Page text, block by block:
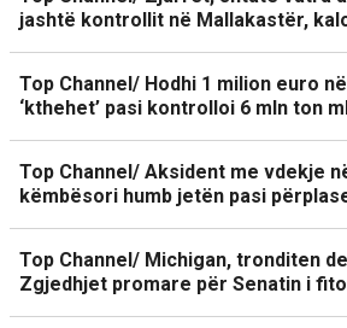
jashtë kontrollit në Mallakastër,
Top Channel/ Hodhi 1 milion euro
‘kthehet’ pasi kontrolloi 6 mln ton
Top Channel/ Aksident me vdekje
këmbësori humb jetën pasi
Top Channel/ Michigan, tronditen
Zgjedhjet promare për Senatin i